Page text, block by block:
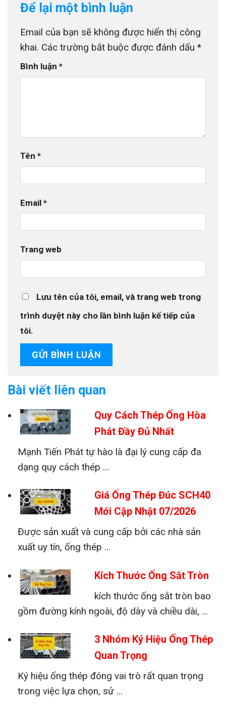
Để lại một bình luận
Email của bạn sẽ không được hiển thị công
khai. Các trường bắt buộc được đánh dấu *
Bình luận *
Tên *
Email *
Trang web
Lưu tên của tôi, email, và trang web trong
trình duyệt này cho lần bình luận kế tiếp của
tôi.
Bài viết liên quan
Quy Cách Thép Ống Hòa
Phát Đầy Đủ Nhất
Mạnh Tiến Phát tự hào là đại lý cung cấp đa
dạng quy cách thép ...
Giá Ống Thép Đúc SCH40
Mới Cập Nhật 07/2026
Được sản xuất và cung cấp bởi các nhà sản
xuất uy tín, ống thép ...
Kích Thước Ống Sắt Tròn
kích thước ống sắt tròn bao
gồm đường kính ngoài, độ dày và chiều dài, ...
3 Nhóm Ký Hiệu Ống Thép
Quan Trọng
Ký hiệu ống thép đóng vai trò rất quan trọng
trong việc lựa chọn, sử ...